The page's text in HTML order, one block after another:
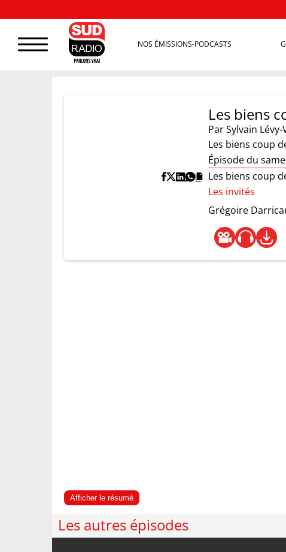
NOS ÉMISSIONS-PODCASTS
Les biens
ParSylvain Lévy-
Les biens coup
Épisode du
Les biens coup
Les invités
Grégoire
Afficher le résumé
Les autres épisodes